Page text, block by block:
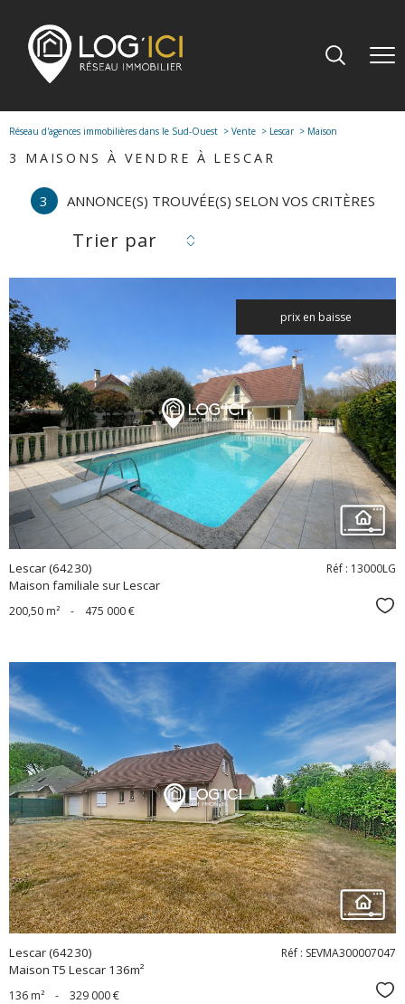
Réseau d'agences immobilières dans le Sud-Ouest Vente Lescar Maison
3 MAISONS À VENDRE À LESCAR
3 ANNONCE(S) TROUVÉE(S) SELON VOS CRITÈRES
Trier par
prix en baisse
voir le
bien
Lescar (64230)
Maison familiale sur Lescar
Réf : 13000LG
200,50 m² - 475 000 €
voir le
bien
Lescar (64230)
Maison T5 Lescar 136m²
Réf : SEVMA300007047
136 m² - 329 000 €